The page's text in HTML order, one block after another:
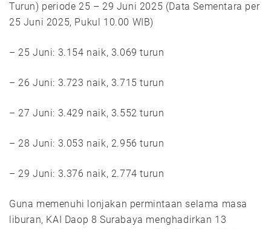
Turun) periode 25 – 29 Juni 2025 (Data Sementara per
25 Juni 2025, Pukul 10.00 WIB)
– 25 Juni: 3.154 naik, 3.069 turun
– 26 Juni: 3.723 naik, 3.715 turun
– 27 Juni: 3.429 naik, 3.552 turun
– 28 Juni: 3.053 naik, 2.956 turun
– 29 Juni: 3.376 naik, 2.774 turun
Guna memenuhi lonjakan permintaan selama masa
liburan, KAI Daop 8 Surabaya menghadirkan 13